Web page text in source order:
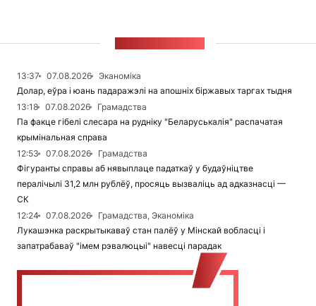
13:37 07.08.2026
Эканоміка
Долар, еўра і юань падаражэлі на апошніх біржавых таргах тыдня
13:18
07.08.2026
Грамадства
Па факце гібелі слесара на рудніку "Беларуськалія" распачатая
крымінальная справа
12:53
07.08.2026
Грамадства
Фігуранты справы аб нявыплаце падаткаў у будаўніцтве
пералічылі 31,2 млн рублёў, просяць вызваліць ад адказнасці —
СК
12:24
07.08.2026
Грамадства, Эканоміка
Лукашэнка раскрытыкаваў стан палёў у Мінскай вобласці і
запатрабаваў "імем рэвалюцыі" навесці парадак